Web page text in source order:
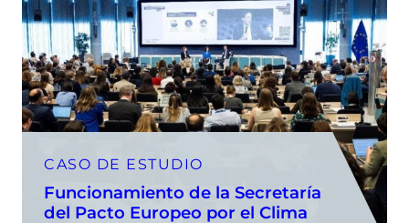
CASO DE ESTUDIO
Funcionamiento de la Secretaría
del Pacto Europeo por el Clima